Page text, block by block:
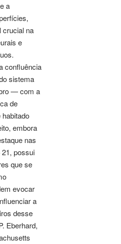
a
crucial na
e
confluência
sistema
— com a
de
embora
nas
possui
que se
evocar
a
desse
Eberhard,